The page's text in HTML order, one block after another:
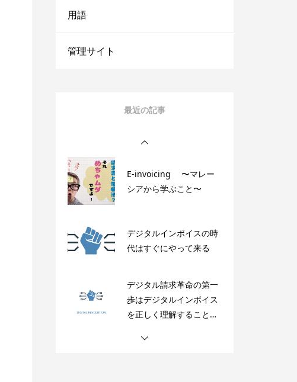
用語
管理サイト
最近の記事
デジタル請求革命はエン
E-invoicing 〜マレー
シアから学ぶこと〜
デジタルインボイスの時
代はすぐにやって来る
デジタル請求革命の第一
歩はデジタルインボイス
を正しく理解することか